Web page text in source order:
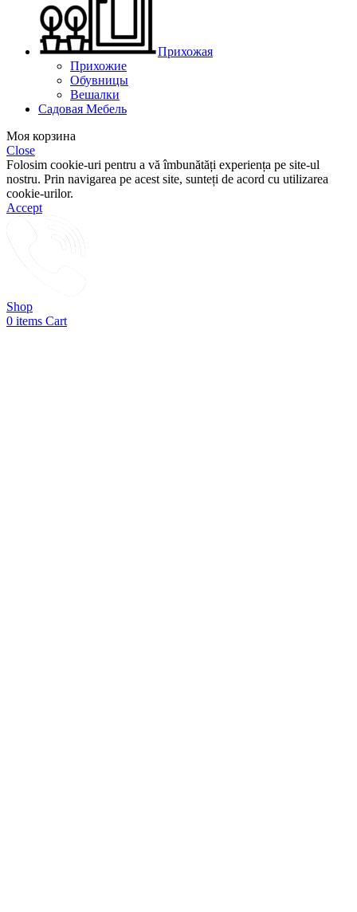
Прихожая
Прихожие
Обувницы
Вешалки
Садовая Мебель
Моя корзина
Close
Folosim cookie-uri pentru a vă îmbunătăți experiența pe site-ul
nostru. Prin navigarea pe acest site, sunteți de acord cu utilizarea
cookie-urilor.
Accept
Shop
0 items Cart